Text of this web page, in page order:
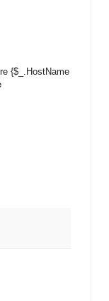
{$_.HostName